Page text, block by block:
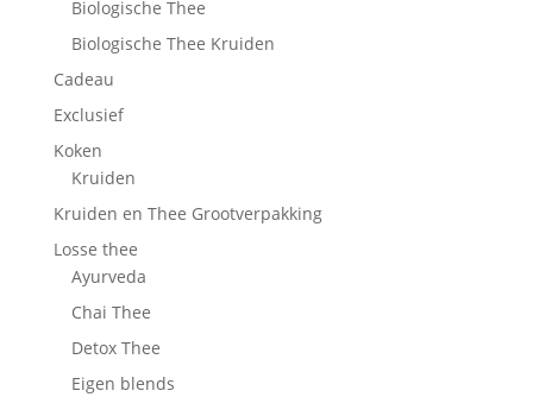
Biologische Thee
Biologische Thee Kruiden
Cadeau
Exclusief
Koken
Kruiden
Kruiden en Thee Grootverpakking
Losse thee
Ayurveda
Chai Thee
Detox Thee
Eigen blends